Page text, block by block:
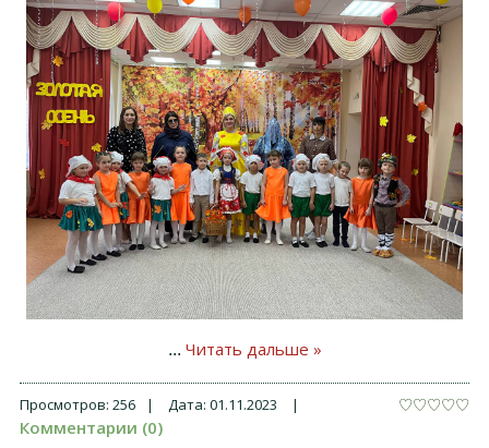
ВИДЕО
КОНТАКТЫ
... Читать дальше »
Просмотров: 256 | Дата: 01.11.2023 |
Комментарии (0)